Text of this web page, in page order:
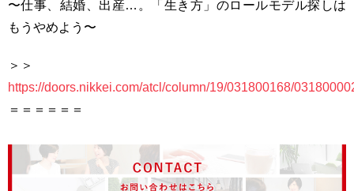
〜仕事、結婚、出産…。「生き方」のロールモデル探しは
もうやめよう〜
＞＞
https://doors.nikkei.com/atcl/column/19/031800168/
＝＝＝＝＝＝